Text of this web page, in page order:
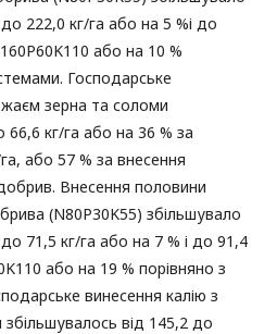
222,0 кг/га або на 5 %і до
або на 10 %
Господарське
зерна та соломи
66,6 кг/га або на 36 % за
або 57 % за внесення
Внесення половини
(N80P30K55) збільшувало
71,5 кг/га або на 7 % і до 91,4
або на 19 % порівняно з
винесення калію з
від 145,2 до